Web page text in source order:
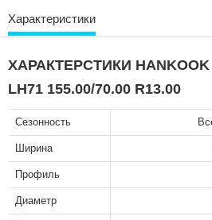
Характеристики
ХАРАКТЕРСТИКИ HANKOOK
LH71 155.00/70.00 R13.00
Сезонность
Ширина
Профиль
Диаметр